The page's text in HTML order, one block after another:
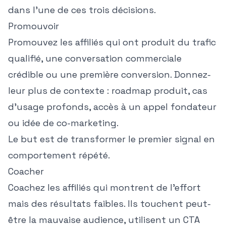
dans l'une de ces trois décisions.
Promouvoir
Promouvez les affiliés qui ont produit du trafic
qualifié, une conversation commerciale
crédible ou une première conversion. Donnez-
leur plus de contexte : roadmap produit, cas
d'usage profonds, accès à un appel fondateur
ou idée de co-marketing.
Le but est de transformer le premier signal en
comportement répété.
Coacher
Coachez les affiliés qui montrent de l'effort
mais des résultats faibles. Ils touchent peut-
être la mauvaise audience, utilisent un CTA